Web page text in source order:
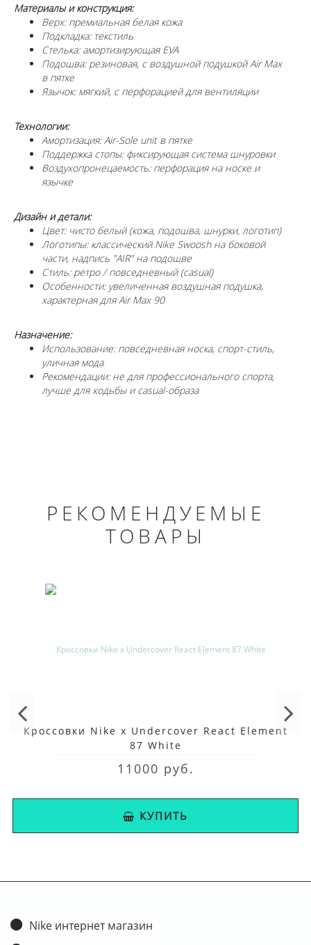
Материалы и конструкция:
Верх: премиальная белая кожа
Подкладка: текстиль
Стелька: амортизирующая EVA
Подошва: резиновая, с воздушной подушкой Air Max
в пятке
Язычок: мягкий, с перфорацией для вентиляции
Технологии:
Амортизация: Air-Sole unit в пятке
Поддержка стопы: фиксирующая система шнуровки
Воздухопронецаемость: перфорация на носке и
язычке
Дизайн и детали:
Цвет: чисто белый (кожа, подошва, шнурки, логотип)
Логотипы: классический Nike Swoosh на боковой
части, надпись "AIR" на подошве
Стиль: ретро / повседневный (casual)
Особенности: увеличенная воздушная подушка,
характерная для Air Max 90
Назначение:
Использование: повседневная носка, спорт-стиль,
уличная мода
Рекомендации: не для профессионального спорта,
лучше для ходьбы и casual-образа
РЕКОМЕНДУЕМЫЕ
ТОВАРЫ
Кроссовки Nike x Undercover React Element
87 White
11000 руб.
КУПИТЬ
Nike интернет магазин